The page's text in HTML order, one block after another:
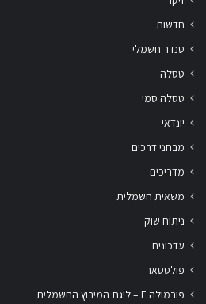
חדשות
טנדר חשמלי
טסלה
טסלה סמי
יונדאי
מבחני דרכים
מדריכים
משאית חשמלית
ניתוח שוק
עדכונים
פולסטאר
פורמולה E – ליגת המירוץ החשמלית